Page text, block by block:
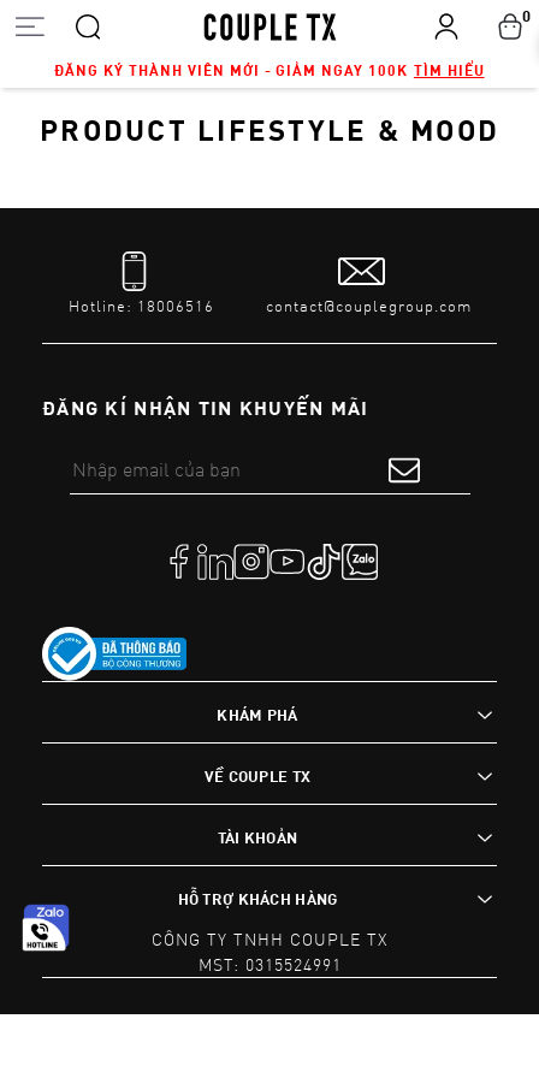
ĐĂNG KÝ THÀNH VIÊN MỚI - GIẢM NGAY 100K TÌM HIỂU
0
PRODUCT LIFESTYLE & MOOD
Hotline: 18006516 contact@couplegroup.com
ĐĂNG KÍ NHẬN TIN KHUYẾN MÃI
KHÁM PHÁ
VỀ COUPLE TX
TÀI KHOẢN
HỖ TRỢ KHÁCH HÀNG
CÔNG TY TNHH COUPLE TX
MST: 0315524991